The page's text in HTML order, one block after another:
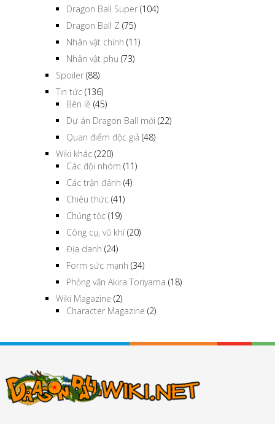
Dragon Ball Super (104)
Dragon Ball Z (75)
Nhân vật chính (11)
Nhân vật phụ (73)
Spoiler (88)
Tin tức (136)
Bên lề (45)
Dự án Dragon Ball mới (22)
Quan điểm độc giả (48)
Wiki khác (220)
Các đội nhóm (11)
Các trận đánh (4)
Chiêu thức (41)
Chủng tộc (19)
Công cụ, vũ khí(20)
Địa danh (24)
Form sức mạnh (34)
Phỏng vấn Akira Toriyama (18)
Wiki Magazine (2)
Character Magazine (2)